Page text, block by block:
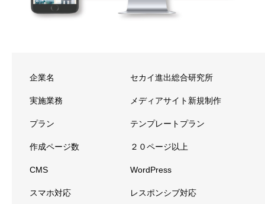
企業名 セカイ進出総合研究所
実施業務 メディアサイト新規制作
プラン テンプレートプラン
作成ページ数 ２０ページ以上
CMS WordPress
スマホ対応 レスポンシブ対応